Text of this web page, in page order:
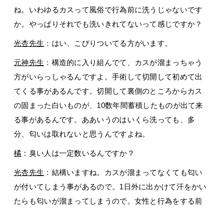
ね。いわゆるカスって風俗で行為前に洗うじゃないです
か。やっぱりそれでも洗いきれてないって感じですか？
光杏先生 ：はい、こびりついてる方がいます。
元神先生 ：構造的に入り組んでて、カスが溜まっちゃう
方がいらっしゃるんですよ。手術して切開して初めて出
てくる事があるんです。切開して裏側のところからカス
の固まった白いものが、10数年間蓄積したものが出て来
る事があるんです。ああいうのはいくら洗っても、多
分、匂いは取れないと思うんですよね。
橘 ：臭い人は一定数いるんですか？
光杏先生 ：結構いますね。カスが溜まってなくても匂い
が付いてしまう事があるので。1日外に出かけて汗をかい
たらも匂いが溜まってしまうので。女性と行為をする前